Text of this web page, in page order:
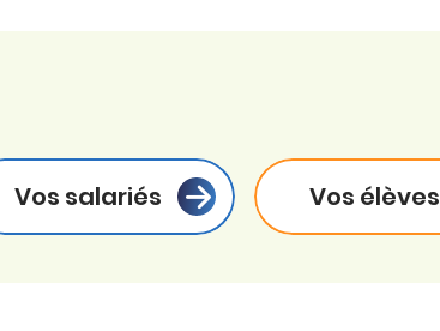
Vos salariés Vos élèves